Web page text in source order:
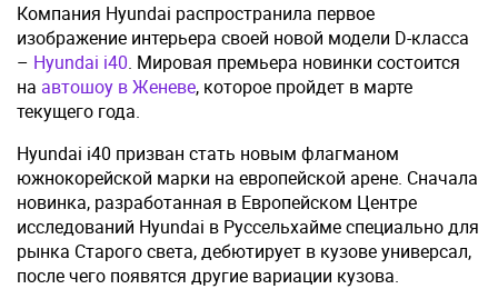
Компания Hyundai распространила первое
изображение интерьера своей новой модели D-класса
– Hyundai i40. Мировая премьера новинки состоится
на автошоу в Женеве, которое пройдет в марте
текущего года.
Hyundai i40 призван стать новым флагманом
южнокорейской марки на европейской арене. Сначала
новинка, разработанная в Европейском Центре
исследований Hyundai в Руссельхайме специально для
рынка Старого света, дебютирует в кузове универсал,
после чего появятся другие вариации кузова.